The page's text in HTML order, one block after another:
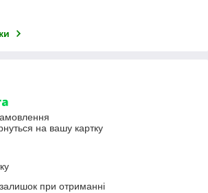
на вашу картку
при отриманні